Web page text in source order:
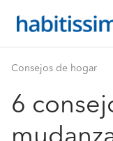
Consejos de hogar
6